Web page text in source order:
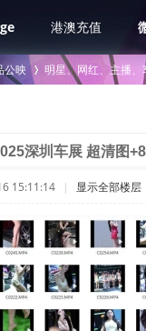
港澳充值
公映
›
明星、网红、主播
深圳车展 超清图
15:11:14 | 显示全部楼层